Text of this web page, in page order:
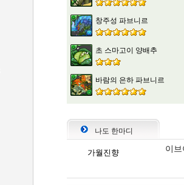
창주성 파브니르
초 스마고이 양배추
바람의 은하 파브니르
나도 한마디
가월진향 이